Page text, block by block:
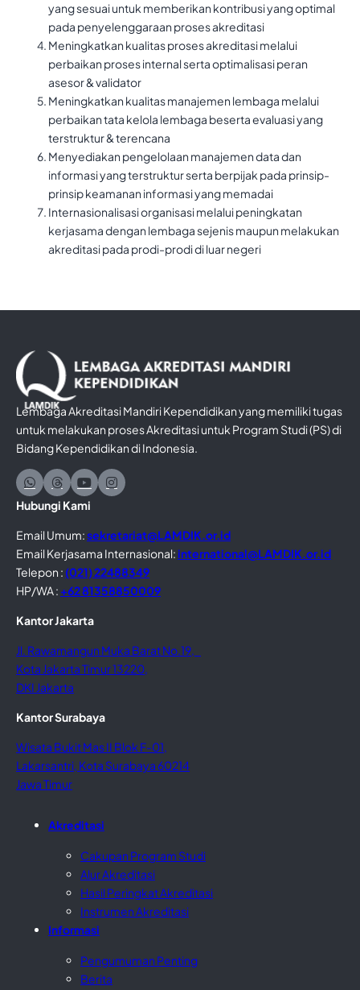
yang sesuai untuk memberikan kontribusi yang optimal
pada penyelenggaraan proses akreditasi
Meningkatkan kualitas proses akreditasi melalui
perbaikan proses internal serta optimalisasi peran
asesor & validator
Meningkatkan kualitas manajemen lembaga melalui
perbaikan tata kelola lembaga beserta evaluasi yang
terstruktur & terencana
Menyediakan pengelolaan manajemen data dan
informasi yang terstruktur serta berpijak pada prinsip-
prinsip keamanan informasi yang memadai
Internasionalisasi organisasi melalui peningkatan
kerjasama dengan lembaga sejenis maupun melakukan
akreditasi pada prodi-prodi di luar negeri
Lembaga Akreditasi Mandiri Kependidikan yang memiliki tugas
untuk melakukan proses Akreditasi untuk Program Studi (PS) di
Bidang Kependidikan di Indonesia.
Hubungi Kami
Email Umum:sekretariat@LAMDIK.or.id
Email Kerjasama Internasional:international@LAMDIK.or.id
Telepon : (021) 22488349
HP/WA : +62 81358850009
Kantor Jakarta
Jl. Rawamangun Muka Barat No.19,
Kota Jakarta Timur 13220,
DKI Jakarta
Kantor Surabaya
Wisata Bukit Mas II Blok F-01,
Lakarsantri, Kota Surabaya 60214
Jawa Timur
Akreditasi
Cakupan Program Studi
Alur Akreditasi
Hasil Peringkat Akreditasi
Instrumen Akreditasi
Informasi
Pengumuman Penting
Berita